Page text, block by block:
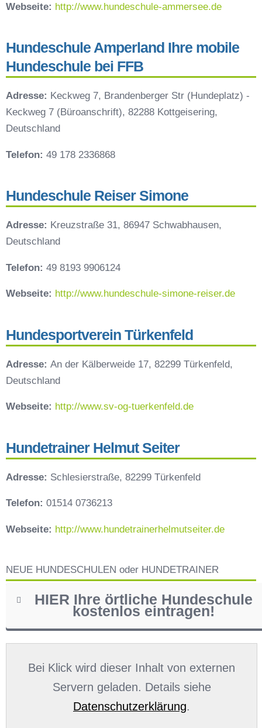
Webseite: http://www.hundeschule-ammersee.de
Hundeschule Amperland Ihre mobile
Hundeschule bei FFB
Adresse: Keckweg 7, Brandenberger Str (Hundeplatz) -
Keckweg 7 (Büroanschrift), 82288 Kottgeisering,
Deutschland
Telefon: 49 178 2336868
Hundeschule Reiser Simone
Adresse: Kreuzstraße 31, 86947 Schwabhausen,
Deutschland
Telefon: 49 8193 9906124
Webseite: http://www.hundeschule-simone-reiser.de
Hundesportverein Türkenfeld
Adresse: An der Kälberweide 17, 82299 Türkenfeld,
Deutschland
Webseite: http://www.sv-og-tuerkenfeld.de
Hundetrainer Helmut Seiter
Adresse: Schlesierstraße, 82299 Türkenfeld
Telefon: 01514 0736213
Webseite: http://www.hundetrainerhelmutseiter.de
NEUE HUNDESCHULEN oder HUNDETRAINER
HIER Ihre örtliche Hundeschule
kostenlos eintragen!
Bei Klick wird dieser Inhalt von externen
Servern geladen. Details siehe
Datenschutzerklärung.